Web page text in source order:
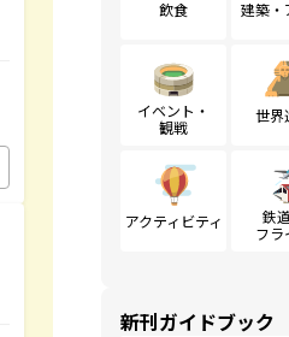
飲食 建築・
イベント・
観戦
世界
アクティビティ
鉄
フラ
新刊ガイドブック